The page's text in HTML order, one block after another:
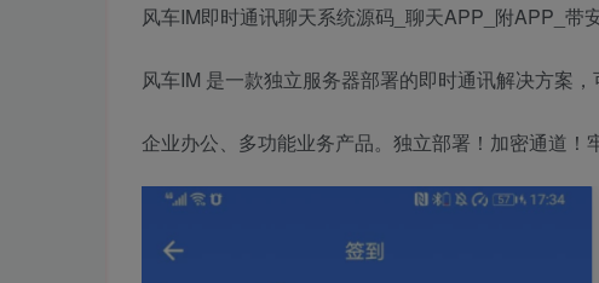
风车IM即时通讯聊天系统源码_聊天APP_附APP_带安
风车IM 是一款独立服务器部署的即时通讯解决方案
企业办公、多功能业务产品。独立部署！加密通道！